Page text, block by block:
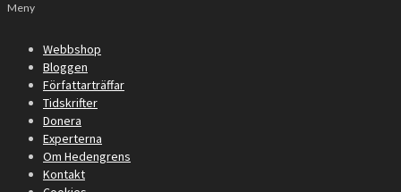
Meny
Webbshop
Bloggen
Författarträffar
Tidskrifter
Donera
Experterna
Om Hedengrens
Kontakt